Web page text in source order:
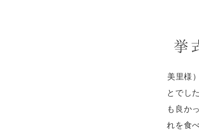
挙
美里様
とでし
も良か
れを食